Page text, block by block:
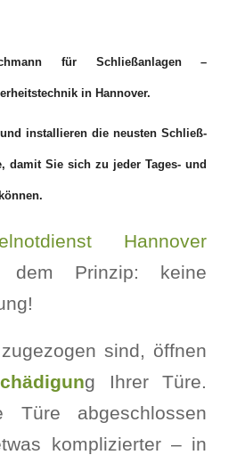
für Schließanlagen –
in Hannover.
installieren die neusten Schließ-
damit Sie sich zu jeder Tages- und
Hannover
dem Prinzip: keine
sind, öffnen
g Ihrer Türe.
abgeschlossen
komplizierter – in